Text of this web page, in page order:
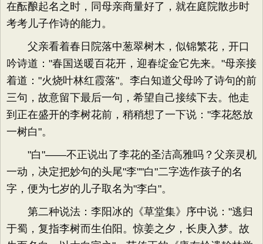
在酝酿起名之时，同母亲商量好了，就在庭院散步时
考考儿子作诗的能力。
父亲看着春日院落中葱翠树木，似锦繁花，开口
吟诗道："春国送暖百花开，迎春绽金它先来。"母亲接
着道："火烧叶林红霞落"。李白知道父母吟了诗句的前
三句，故意留下最后一句，希望自己接续下去。他走
到正在盛开的李树花前，稍稍想了一下说："李花怒放
一树白"。
"白"——不正说出了李花的圣洁高雅吗？父亲灵机
一动，决定把妙句的头尾"李""白"二字选作孩子的名
字，便为七岁的儿子取名为"李白"。
第二种说法：李阳冰的《草堂集》序中说："逃归
于蜀，复指李树而生伯阳。惊姜之夕，长庚入梦。故